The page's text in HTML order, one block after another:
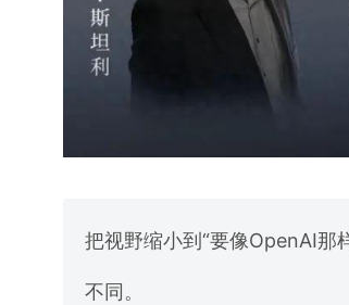
把视野缩小到“要像OpenAI那
不同。